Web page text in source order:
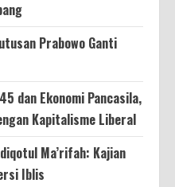
Prabowo Ganti
dan Ekonomi Pancasila,
Kapitalisme Liberal
Ma’rifah: Kajian
Iblis